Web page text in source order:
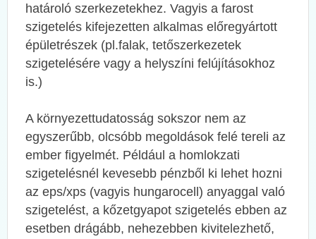
határoló szerkezetekhez. Vagyis a farost
szigetelés kifejezetten alkalmas előregyártott
épületrészek (pl.falak, tetőszerkezetek
szigetelésére vagy a helyszíni felújításokhoz
is.)
A környezettudatosság sokszor nem az
egyszerűbb, olcsóbb megoldások felé tereli az
ember figyelmét. Például a homlokzati
szigetelésnél kevesebb pénzből ki lehet hozni
az eps/xps (vagyis hungarocell) anyaggal való
szigetelést, a kőzetgyapot szigetelés ebben az
esetben drágább, nehezebben kivitelezhető,